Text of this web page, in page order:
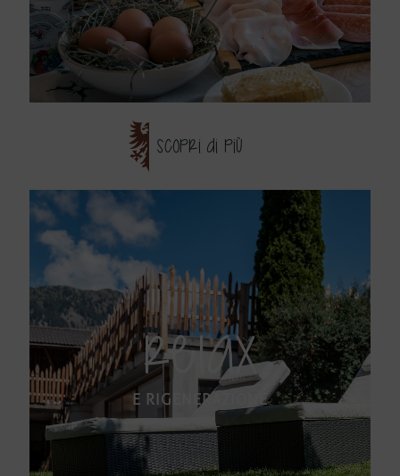
SCOPRI DI PIÙ
RELAX
E RIGENERAZIONE